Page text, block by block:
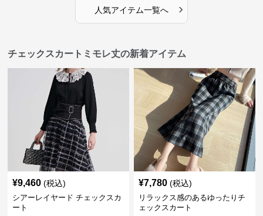
人気アイテム一覧へ ›
チェックスカートミモレ丈の新着アイテム
¥9,460 (税込)
シアーレイヤード チェックスカ
ート
¥7,780 (税込)
リラックス感のあるゆったりチ
ェックスカート